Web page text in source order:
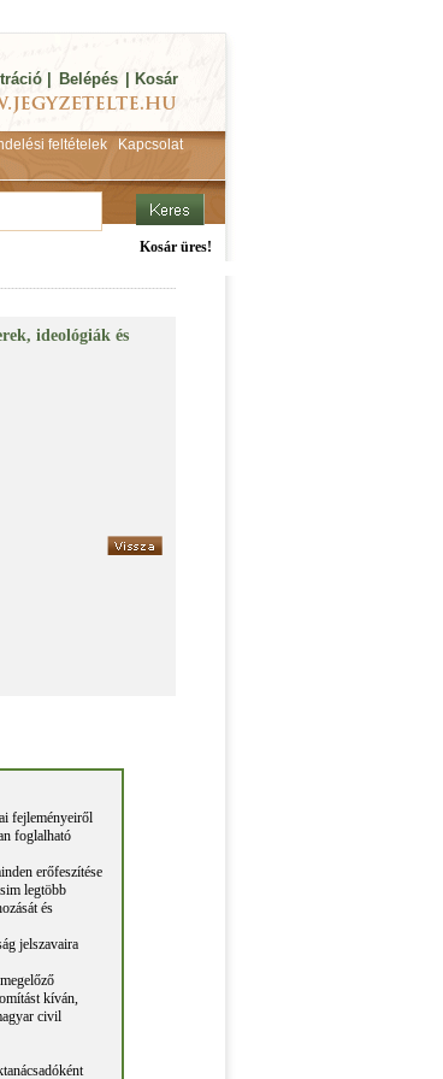
Belépés Kosár
feltételek Kapcsolat
Kosár üres!
ideológiák és
fejleményeiről
foglalható
erőfeszítése
legtöbb
és
jelszavaira
kíván,
civil